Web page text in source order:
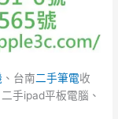
、台南二手筆電收
手ipad平板電腦、